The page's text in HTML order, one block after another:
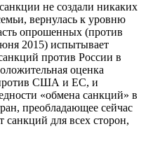
не создали никаких
вернулась к уровню
опрошенных (против
2015) испытывает
против России в
оценка
против США и ЕС, и
«обмена санкций» в
преобладающее сейчас
для всех сторон,